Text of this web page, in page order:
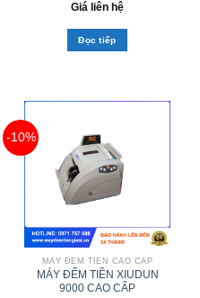
Giá liên hệ
Đọc tiếp
-10%
MÁY ĐẾM TIỀN CAO CẤP
MÁY ĐẾM TIỀN XIUDUN
9000 CAO CẤP